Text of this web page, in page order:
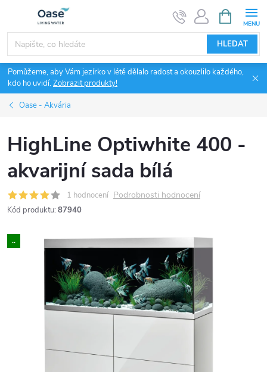
obsah
HLEDAT
NÁKUPNÍ
KOŠÍK
Pomůžeme, aby Vám jezírko v létě dělalo radost a okouzlilo každého,
kdo ho uvidí.Zobrazit produkty!
Oase - Akvária
HighLine Optiwhite 400 -
akvarijní sada bílá
1 hodnocení Podrobnosti hodnocení
Kód produktu: 87940
..